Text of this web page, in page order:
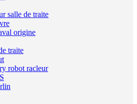
salle de traite
origine
traite
robot racleur